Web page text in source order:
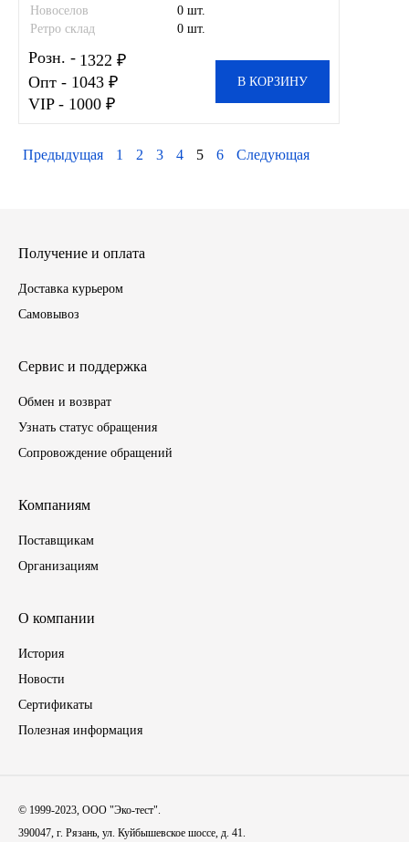
Новоселов
0 шт.
Ретро склад
0 шт.
Розн. - 1322 ₽
Опт - 1043 ₽
VIP - 1000 ₽
В КОРЗИНУ
Предыдущая 1 2 3 4 5 6 Следующая
Получение и оплата
Доставка курьером
Самовывоз
Сервис и поддержка
Обмен и возврат
Узнать статус обращения
Сопровождение обращений
Компаниям
Поставщикам
Организациям
О компании
История
Новости
Сертификаты
Полезная информация
© 1999-2023, ООО "Эко-тест".
390047, г. Рязань, ул. Куйбышевское шоссе, д. 41.